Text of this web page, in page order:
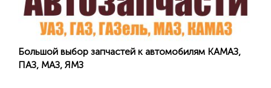
Большой выбор запчастей к автомобилям КАМАЗ,
ПАЗ, МАЗ, ЯМЗ